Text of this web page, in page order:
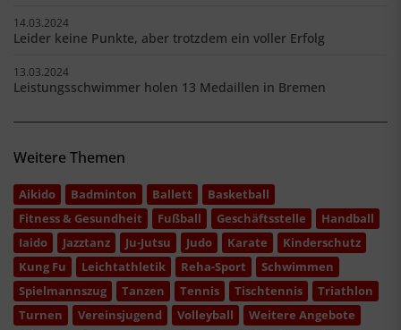
14.03.2024
Leider keine Punkte, aber trotzdem ein voller Erfolg
13.03.2024
Leistungsschwimmer holen 13 Medaillen in Bremen
Weitere Themen
Aikido Badminton Ballett
Basketball
Fitness & Gesundheit
Fußball Geschäftsstelle
Handball
Iaido
Jazztanz Ju-Jutsu Judo Karate
Kinderschutz
Kung Fu
Leichtathletik Reha-Sport
Schwimmen
Spielmannszug
Tanzen Tennis Tischtennis
Triathlon
Turnen
Vereinsjugend Volleyball
Weitere Angebote